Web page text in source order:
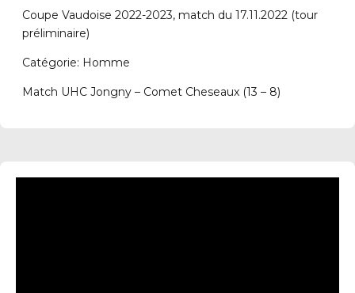
Coupe Vaudoise 2022-2023, match du 17.11.2022 (tour
préliminaire)
Catégorie: Homme
Match UHC Jongny – Comet Cheseaux (13 – 8)